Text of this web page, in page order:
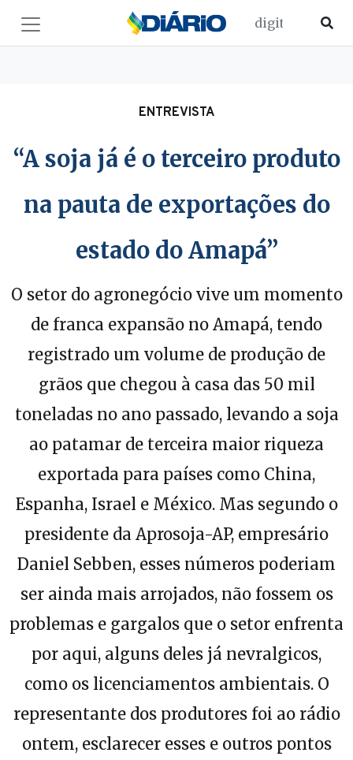
ENTREVISTA
“A soja já é o terceiro produto
na pauta de exportações do
estado do Amapá”
O setor do agronegócio vive um momento
de franca expansão no Amapá, tendo
registrado um volume de produção de
grãos que chegou à casa das 50 mil
toneladas no ano passado, levando a soja
ao patamar de terceira maior riqueza
exportada para países como China,
Espanha, Israel e México. Mas segundo o
presidente da Aprosoja-AP, empresário
Daniel Sebben, esses números poderiam
ser ainda mais arrojados, não fossem os
problemas e gargalos que o setor enfrenta
por aqui, alguns deles já nevralgicos,
como os licenciamentos ambientais. O
representante dos produtores foi ao rádio
ontem, esclarecer esses e outros pontos